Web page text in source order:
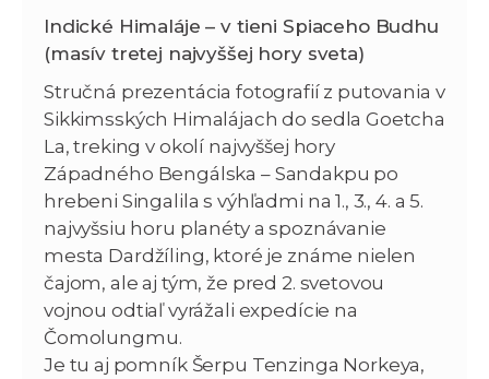
Indické Himaláje – v tieni Spiaceho Budhu
(masív tretej najvyššej hory sveta)
Stručná prezentácia fotografií z putovania v
Sikkimsských Himalájach do sedla Goetcha
La, treking v okolí najvyššej hory
Západného Bengálska – Sandakpu po
hrebeni Singalila s výhľadmi na 1., 3., 4. a 5.
najvyšsiu horu planéty a spoznávanie
mesta Dardžíling, ktoré je známe nielen
čajom, ale aj tým, že pred 2. svetovou
vojnou odtiaľ vyrážali expedície na
Čomolungmu.
Je tu aj pomník Šerpu Tenzinga Norkeya,